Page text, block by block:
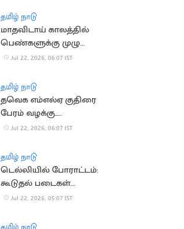
தமிழ் நாடு
மாதவிடாய் காலத்தில்
பெண்களுக்கு முழு
ஊதியத்துடன் விடுப்பு..
Jul 22, 2026, 06:07 IST
தமிழ் நாடு
தவெக எம்எல்ஏ குதிரை
பேரம் வழக்கு..
காவல்துறைக்கு
Jul 22, 2026, 06:07 IST
தமிழ் நாடு
டெல்லியில் போராட்டம்:
கூடுதல் படைகள்
வரவழைப்பு
Jul 22, 2026, 05:07 IST